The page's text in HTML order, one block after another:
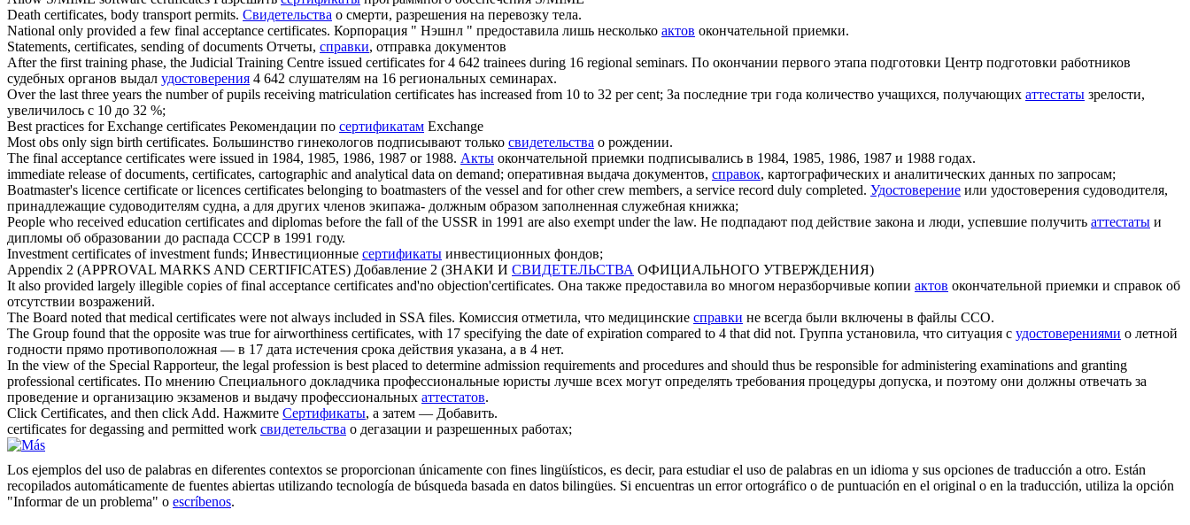
Death certificates, body transport permits. Свидетельства о смерти, разрешения на перевозку тела.
National only provided a few final acceptance certificates. Корпорация " Нэшнл " предоставила лишь несколько актов окончательной приемки.
Statements, certificates, sending of documents Отчеты, справки, отправка документов
After the first training phase, the Judicial Training Centre issued certificates for 4 642 trainees during 16 regional seminars. По окончании первого этапа подготовки Центр подготовки работников
судебных органов выдал удостоверения 4 642 слушателям на 16 региональных семинарах.
Over the last three years the number of pupils receiving matriculation certificates has increased from 10 to 32 per cent; За последние три года количество учащихся, получающих аттестаты зрелости,
увеличилось с 10 до 32 %;
Best practices for Exchange certificates Рекомендации по сертификатам Exchange
Most obs only sign birth certificates. Большинство гинекологов подписывают только свидетельства о рождении.
The final acceptance certificates were issued in 1984, 1985, 1986, 1987 or 1988. Акты окончательной приемки подписывались в 1984, 1985, 1986, 1987 и 1988 годах.
immediate release of documents, certificates, cartographic and analytical data on demand; оперативная выдача документов, справок, картографических и аналитических данных по запросам;
Boatmaster's licence certificate or licences certificates belonging to boatmasters of the vessel and for other crew members, a service record duly completed. Удостоверение или удостоверения судоводителя,
принадлежащие судоводителям судна, а для других членов экипажа- должным образом заполненная служебная книжка;
People who received education certificates and diplomas before the fall of the USSR in 1991 are also exempt under the law. Не подпадают под действие закона и люди, успевшие получить аттестаты и
дипломы об образовании до распада СССР в 1991 году.
Investment certificates of investment funds; Инвестиционные сертификаты инвестиционных фондов;
Appendix 2 (APPROVAL MARKS AND CERTIFICATES) Добавление 2 (ЗНАКИ И СВИДЕТЕЛЬСТВА ОФИЦИАЛЬНОГО УТВЕРЖДЕНИЯ)
It also provided largely illegible copies of final acceptance certificates and'no objection'certificates. Она также предоставила во многом неразборчивые копии актов окончательной приемки и справок об
отсутствии возражений.
The Board noted that medical certificates were not always included in SSA files. Комиссия отметила, что медицинские справки не всегда были включены в файлы ССО.
The Group found that the opposite was true for airworthiness certificates, with 17 specifying the date of expiration compared to 4 that did not. Группа установила, что ситуация с удостоверениями о летной
годности прямо противоположная — в 17 дата истечения срока действия указана, а в 4 нет.
In the view of the Special Rapporteur, the legal profession is best placed to determine admission requirements and procedures and should thus be responsible for administering examinations and granting
professional certificates. По мнению Специального докладчика профессиональные юристы лучше всех могут определять требования процедуры допуска, и поэтому они должны отвечать за
проведение и организацию экзаменов и выдачу профессиональных аттестатов.
Click Certificates, and then click Add. Нажмите Сертификаты, а затем — Добавить.
certificates for degassing and permitted work свидетельства о дегазации и разрешенных работах;
Los ejemplos del uso de palabras en diferentes contextos se proporcionan únicamente con fines lingüísticos, es decir, para estudiar el uso de palabras en un idioma y sus opciones de traducción a otro. Están
recopilados automáticamente de fuentes abiertas utilizando tecnología de búsqueda basada en datos bilingües. Si encuentras un error ortográfico o de puntuación en el original o en la traducción, utiliza la opción
"Informar de un problema" o escríbenos.